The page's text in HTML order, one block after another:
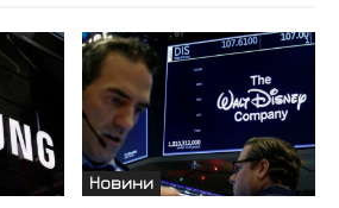
Новини